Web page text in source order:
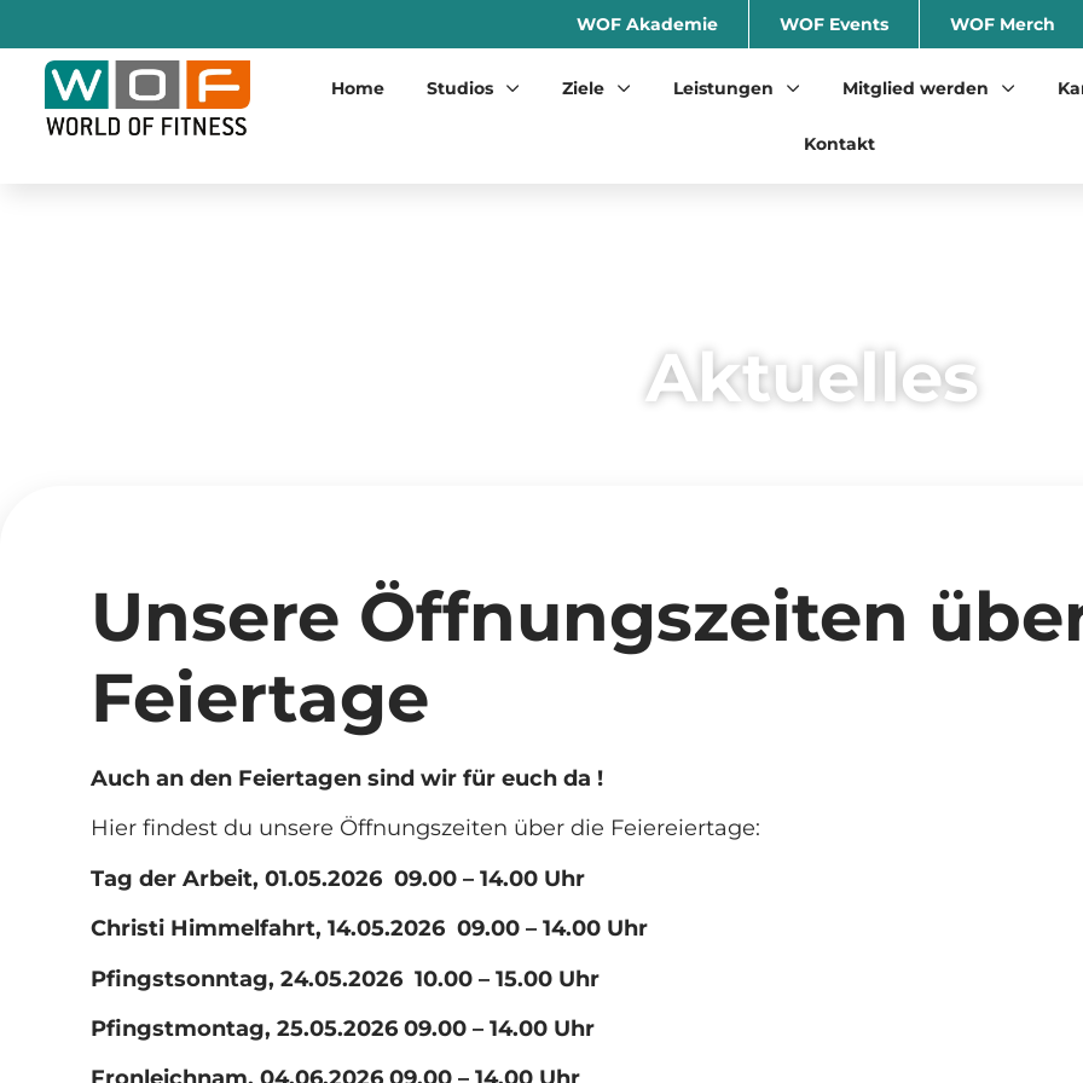
WOF Akademie WOF Events WOF Merch
Home Studios Ziele Leistungen Mitglied werden
Kontakt
Aktuelles
Unsere Öffnungszeiten
Feiertage
Auch an den Feiertagen sind wir für euch da !
Hier findest du unsere Öffnungszeiten über die Feiereiertage:
Tag der Arbeit, 01.05.2026 09.00 – 14.00 Uhr
Christi Himmelfahrt, 14.05.2026 09.00 – 14.00 Uhr
Pfingstsonntag, 24.05.2026 10.00 – 15.00 Uhr
Pfingstmontag, 25.05.2026 09.00 – 14.00 Uhr